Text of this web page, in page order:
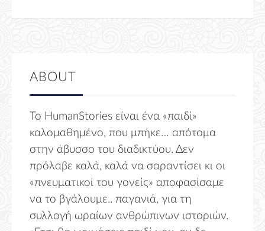
ABOUT
Το HumanStories είναι ένα «παιδί»
καλομαθημένο, που μπήκε… απότομα
στην άβυσσο του διαδικτύου. Δεν
πρόλαβε καλά, καλά να σαραντίσει κι οι
«πνευματικοί του γονείς» αποφασίσαμε
να το βγάλουμε.. παγανιά, για τη
συλλογή ωραίων ανθρώπινων ιστοριών.